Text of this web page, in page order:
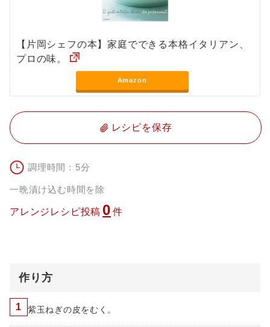
【片岡シェフの本】家庭でできる本格イタリアン、
プロの味。
Amazon
レシピを保存
調理時間：5分
一晩漬け込む時間を除
アレンジレシピ投稿 0 件
作り方
1 紫玉ねぎの皮をむく。